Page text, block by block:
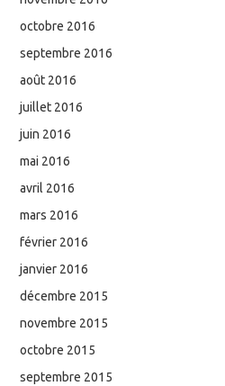
octobre 2016
septembre 2016
août 2016
juillet 2016
juin 2016
mai 2016
avril 2016
mars 2016
février 2016
janvier 2016
décembre 2015
novembre 2015
octobre 2015
septembre 2015